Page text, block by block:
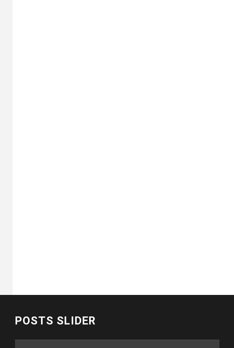
POSTS SLIDER